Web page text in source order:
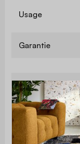
Usage
Garantie
Montage
Finition